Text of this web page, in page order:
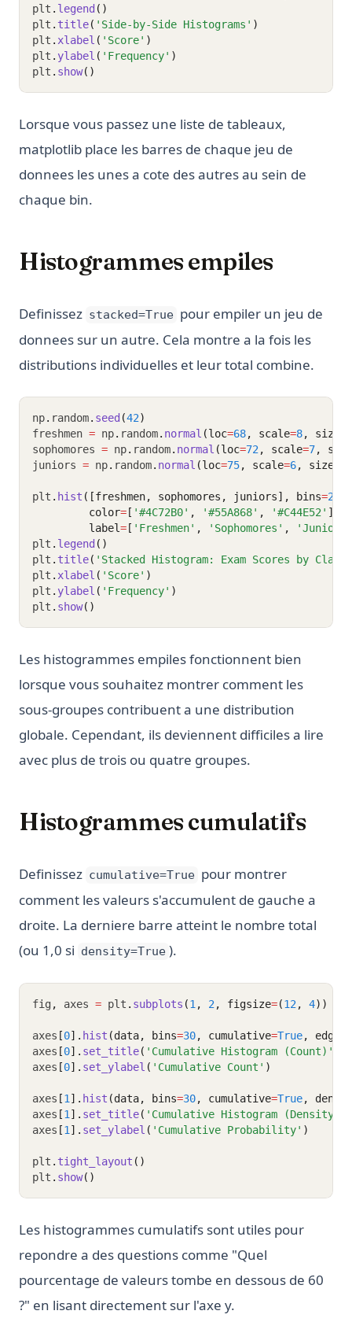
plt . legend ()
plt . title( 'Side-by-Side Histograms' )
plt . xlabel ( 'Score' )
plt . ylabel ( 'Frequency' )
plt . show()
Lorsque vous passez une liste de tableaux,
matplotlib place les barres de chaque jeu de
donnees les unes a cote des autres au sein de
chaque bin.
Histogrammes empiles
Definissez stacked=True pour empiler un jeu de
donnees sur un autre. Cela montre a la fois les
distributions individuelles et leur total combine.
np. random. seed (42)
freshmen = np. random. normal (loc=68, scale=8, size
sophomores = np. random. normal (loc=72 , scale=7, size
juniors = np. random. normal (loc=75, scale=6, size
plt . hist ([freshmen, sophomores, juniors], bins=25
         color
= [ '#4C72B0' , '#55A868' , '#C44E52' ],
         label
= [ 'Freshmen' , 'Sophomores' ,
'Juniors'
plt . legend ()
plt . title( 'Stacked Histogram: Exam Scores by
plt . xlabel ( 'Score' )
plt . ylabel ( 'Frequency' )
plt . show()
Les histogrammes empiles fonctionnent bien
lorsque vous souhaitez montrer comment les
sous-groupes contribuent a une distribution
globale. Cependant, ils deviennent difficiles a lire
avec plus de trois ou quatre groupes.
Histogrammes cumulatifs
Definissez cumulative=True pour montrer
comment les valeurs s'accumulent de gauche a
droite. La derniere barre atteint le nombre total
(ou 1,0 si density=True ).
fig , axes = plt . subplots (1 , 2 , figsize=(12 , 4))
axes [0]. hist (data, bins=30, cumulative=True,
axes [0]. set_title( 'Cumulative Histogram (Count)'
axes [0]. set_ylabel ( 'Cumulative Count' )
axes [1 ]. hist (data, bins=30, cumulative=True,
axes [1 ]. set_title( 'Cumulative Histogram (Density)'
axes [1 ]. set_ylabel ( 'Cumulative Probability' )
plt . tight_layout ()
plt . show()
Les histogrammes cumulatifs sont utiles pour
repondre a des questions comme "Quel
pourcentage de valeurs tombe en dessous de 60
?" en lisant directement sur l'axe y.